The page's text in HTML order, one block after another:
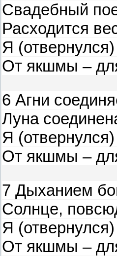
Свадебный
Расходится
Я (отвернулся)
От якшмы –
6 Агни
Луна
Я (отвернулся)
От якшмы –
7 Дыханием
Солнце,
Я (отвернулся)
От якшмы –